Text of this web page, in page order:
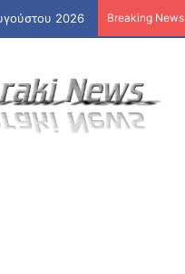
2026 Breaking News